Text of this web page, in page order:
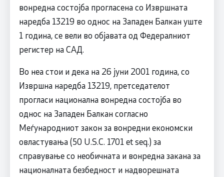
вонредна состојба прогласена со Извршната
наредба 13219 во однос на Западен Балкан уште
1 година, се вели во објавата од Федералниот
регистер на САД.
Во неа стои и дека на 26 јуни 2001 година, со
Извршна наредба 13219, претседателот
прогласи национална вонредна состојба во
однос на Западен Балкан согласно
Меѓународниот закон за вонредни економски
овластувања (50 U.S.C. 1701 et seq.) за
справување со необичната и вонредна закана за
националната безбедност и надворешната